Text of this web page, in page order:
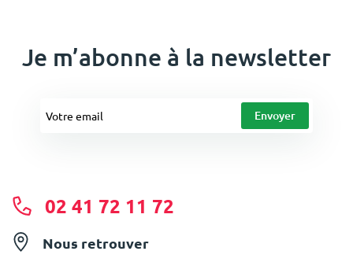
Je m’abonne à la newsletter
02 41 72 11 72
Nous retrouver